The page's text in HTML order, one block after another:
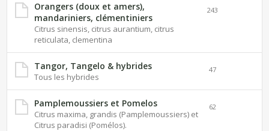
Orangers (doux et amers),
mandariniers, clémentiniers
Citrus sinensis, citrus aurantium, citrus
reticulata, clementina
243
Tangor, Tangelo & hybrides
Tous les hybrides
47
Pamplemoussiers et Pomelos
Citrus maxima, grandis (Pamplemoussiers) et
Citrus paradisi (Pomélos).
62